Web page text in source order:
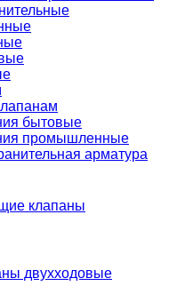
бытовые
промышленные
арматура
клапаны
двухходовые